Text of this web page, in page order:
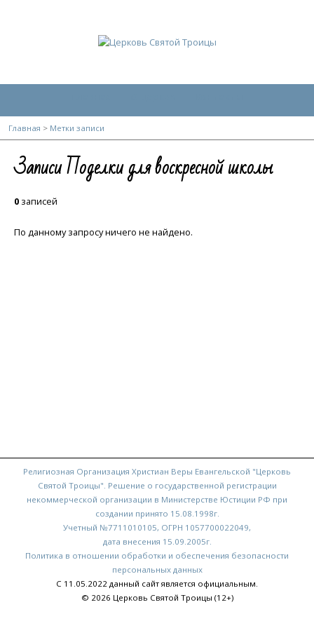
Главная > Метки записи
Записи Поделки для воскресной школы
0 записей
По данному запросу ничего не найдено.
Религиозная Организация Христиан Веры Евангельской "Церковь
Святой Троицы". Решение о государственной регистрации
некоммерческой организации в Министерстве Юстиции РФ при
создании принято 15.08.1998г.
Учетный №7711010105, ОГРН 1057700022049,
дата внесения 15.09.2005г.
Политика в отношении обработки и обеспечения безопасности
персональных данных
С 11.05.2022 данный сайт является официальным.
© 2026 Церковь Святой Троицы (12+)